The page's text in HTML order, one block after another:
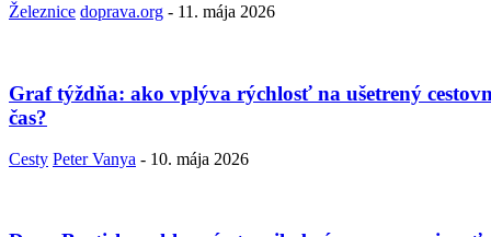
Železnice doprava.org - 11. mája 2026
Graf týždňa: ako vplýva rýchlosť na ušetrený
čas?
Cesty Peter Vanya - 10. mája 2026